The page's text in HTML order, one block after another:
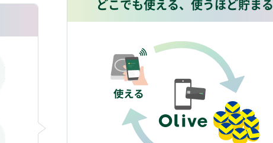
どこでも使える、使うほど貯まる